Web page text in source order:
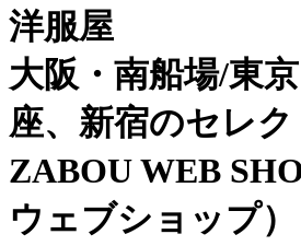
洋服屋
大阪・南船場/東
座、新宿のセレ
ZABOU WEB
ウェブショップ）